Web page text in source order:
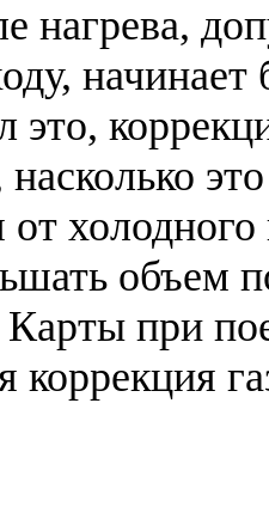
нагрева,
начинает
это,
от
объем
при
коррекция